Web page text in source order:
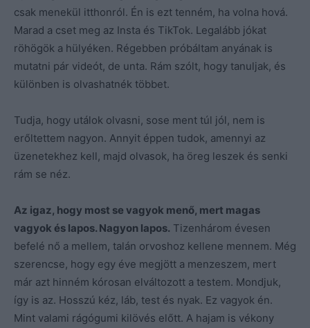
csak menekül itthonról. Én is ezt tenném, ha volna hová.
Marad a cset meg az Insta és TikTok. Legalább jókat
röhögök a hülyéken. Régebben próbáltam anyának is
mutatni pár videót, de unta. Rám szólt, hogy tanuljak, és
különben is olvashatnék többet.
Tudja, hogy utálok olvasni, sose ment túl jól, nem is
erőltettem nagyon. Annyit éppen tudok, amennyi az
üzenetekhez kell, majd olvasok, ha öreg leszek és senki
rám se néz.
Az igaz, hogy most se vagyok menő, mert magas
vagyok és lapos. Nagyon lapos. Tizenhárom évesen
befelé nő a mellem, talán orvoshoz kellene mennem. Még
szerencse, hogy egy éve megjött a menzeszem, mert
már azt hinném kórosan elváltozott a testem. Mondjuk,
így is az. Hosszú kéz, láb, test és nyak. Ez vagyok én.
Mint valami rágógumi kilövés előtt. A hajam is vékony